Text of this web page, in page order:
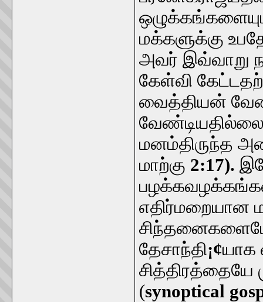
மக்களுக்கு
அவர் இவ்வாறு
கேள்வி
வைத்தியன்
வேண்டியதில்லை
மனம்திருந்த
மாற்கு 2:17).
எதிர்மறையான
தேசாந்தி¡¢யாக
சித்திரத்தையே
(synoptical